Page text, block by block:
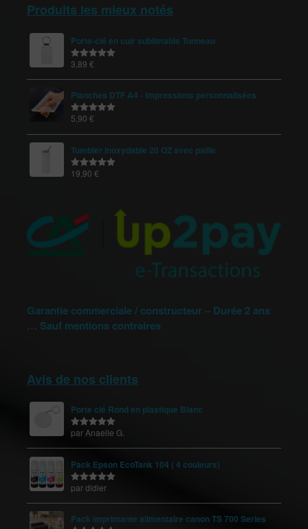
Produits les mieux notés
Porte-clé en cuir sublimable Tonneau
Note5.00
3,89 €
Planches DTF A4 - Impressions personnalisées
Note5.00
5,90 €
Tumbler inoxydable 20 OZ avec paille
Note5.00
19,90 €
Garantie commerciale / constructeur – Durée 2 ans
… Sauf mentions contraires
Avis de nos clients
Porte clé Rond en plastique Blanc
Note5sur
par Anaelle G.
Pack Epson EcoTank 104 ( 4 couleurs)
Note 5sur
par didier
Pack imprimante alimentaire canon TS 700 Series